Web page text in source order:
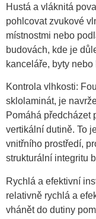
Hustá a vláknitá
pohlcovat zvukové
místnostmi nebo
budovách, kde je
kanceláře, byty
Kontrola vlhkosti:
sklolaminát, je
Pomáhá předcházet
vertikální dutině. To
vnitřního prostředí,
strukturální integritu
Rychlá a efektivní
relativně rychlá a
vhánět do dutiny